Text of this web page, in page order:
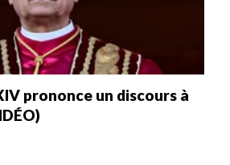
prononce un discours à